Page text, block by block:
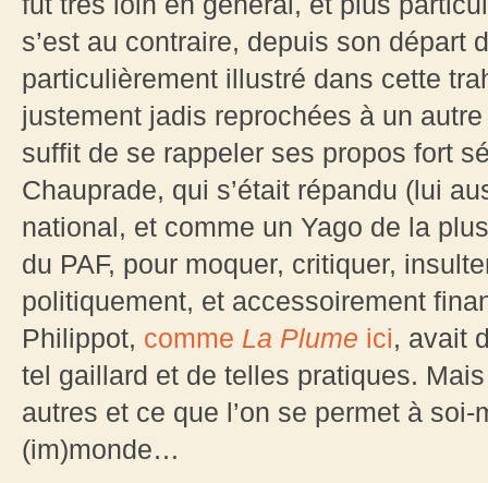
s’est au contraire, depuis son départ
particulièrement illustré dans cette
justement jadis reprochées à un
suffit de se rappeler ses propos fort
Chauprade, qui s’était répandu (lui
national, et comme un Yago de la
du PAF, pour moquer, critiquer,
politiquement, et accessoirement
Philippot, comme La Plume ici, avait
tel gaillard et de telles pratiques.
autres et ce que l’on se permet à
(im)monde…